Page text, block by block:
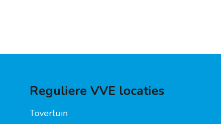
Reguliere VVE locaties
Tovertuin